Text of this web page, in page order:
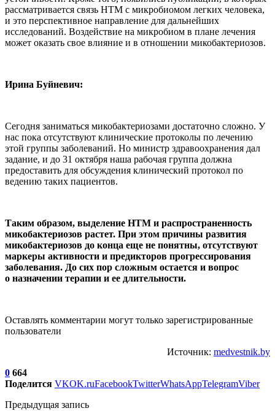
рассматривается связь НТМ с микробиомом легких человека,
и это перспективное направление для дальнейших
исследований. Воздействие на микробиом в плане лечения
может оказать свое влияние и в отношении микобактериозов.
Ирина Буйневич:
Сегодня заниматься микобактериозами достаточно сложно. У
нас пока отсутствуют клинические протоколы по лечению
этой группы заболеваний. Но министр здравоохранения дал
задание, и до 31 октября наша рабочая группа должна
предоставить для обсуждения клинический протокол по
ведению таких пациентов.
Таким образом, выделение НТМ и распространенность
микобактериозов растет. При этом причины развития
микобактериозов до конца еще не понятны, отсутствуют
маркеры активности и предикторов прогрессирования
заболевания. До сих пор сложным остается и вопрос
о назначении терапии и ее длительности.
Оставлять комментарии могут только зарегистрированные
пользователи
Источник: medvestnik.by
0 664
Поделится VKOK.ruFacebookTwitterWhatsAppTelegramViber
Предыдущая запись